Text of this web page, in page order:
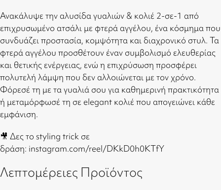
Ανακάλυψε την αλυσίδα γυαλιών & κολιέ 2-σε-1 από
επιχρυσωμένο ατσάλι με φτερά αγγέλου, ένα κόσμημα που
συνδυάζει προστασία, κομψότητα και διαχρονικό στυλ. Τα
φτερά αγγέλου προσθέτουν έναν συμβολισμό ελευθερίας
και θετικής ενέργειας, ενώ η επιχρύσωση προσφέρει
πολυτελή λάμψη που δεν αλλοιώνεται με τον χρόνο.
Φόρεσέ τη με τα γυαλιά σου για καθημερινή πρακτικότητα
ή μεταμόρφωσέ τη σε elegant κολιέ που απογειώνει κάθε
εμφάνιση.
🎥 Δες το styling trick σε
δράση: instagram.com/reel/DKkD0h0KTfY
Λεπτομέρειες Προϊόντος